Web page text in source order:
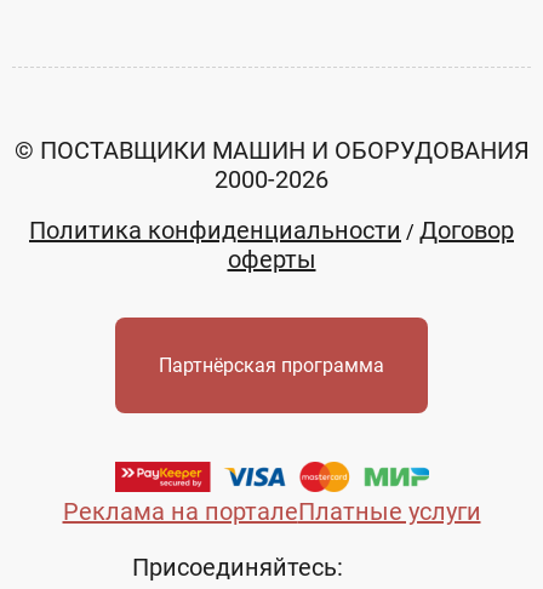
Реклама на порталеПлатные услуги
© ПОСТАВЩИКИ МАШИН И ОБОРУДОВАНИЯ
2000-2026
Политика конфиденциальности / Договор
оферты
Партнёрская программа
Присоединяйтесь: